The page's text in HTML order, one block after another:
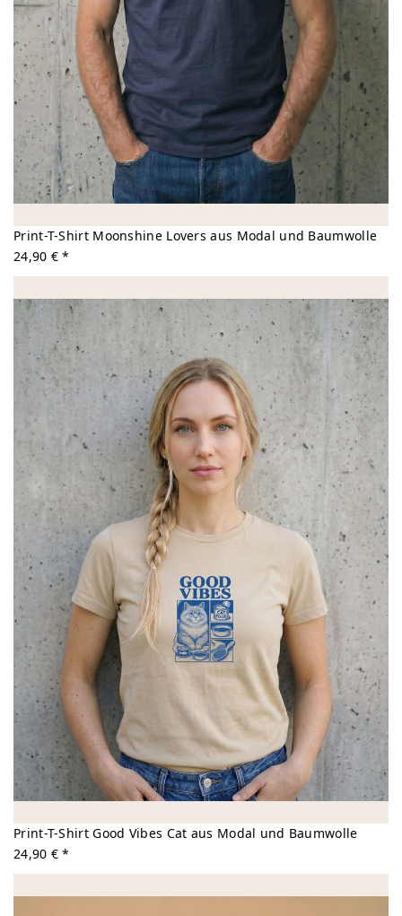
Print-T-Shirt Moonshine Lovers aus Modal und Baumwolle
24,90 € *
Print-T-Shirt Good Vibes Cat aus Modal und Baumwolle
24,90 € *